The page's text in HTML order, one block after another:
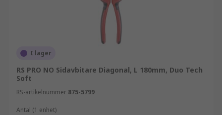
I lager
RS PRO NO Sidavbitare Diagonal, L 180mm, Duo Tech
Soft
RS-artikelnummer 875-5799
Antal (1 enhet)